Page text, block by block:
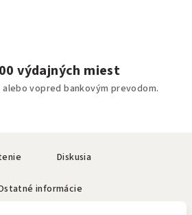
výdajných miest
vopred bankovým prevodom.
Diskusia
informácie